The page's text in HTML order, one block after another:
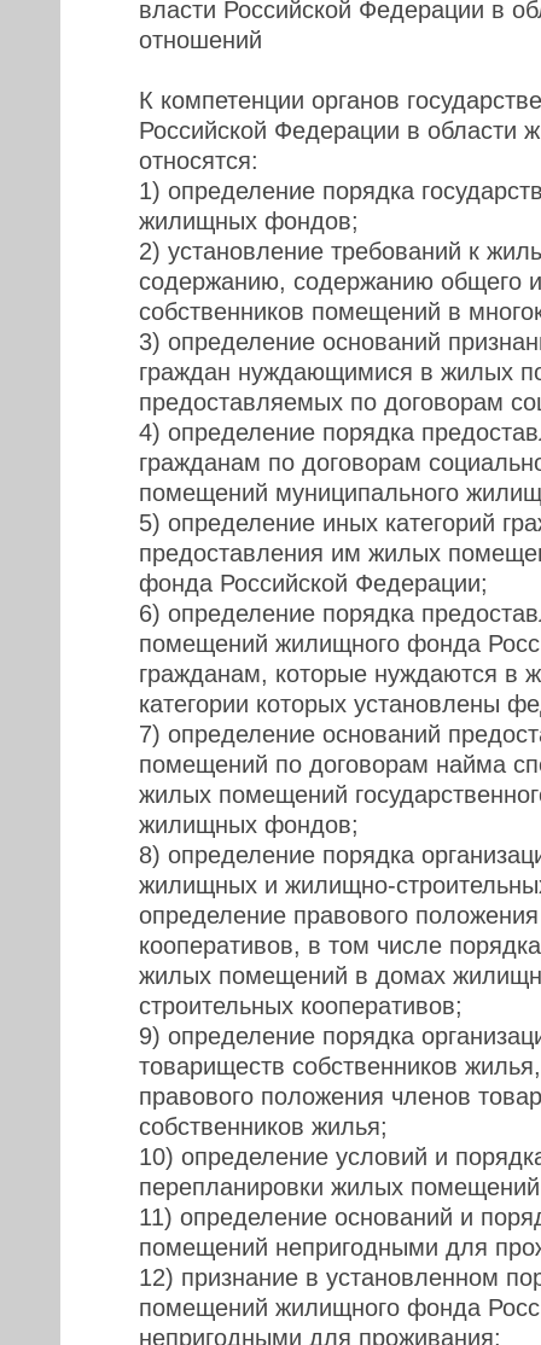
власти Российской Федерации в
отношений
К компетенции органов
Российской Федерации в области
относятся:
1) определение порядка
жилищных фондов;
2) установление требований к
содержанию, содержанию общего
собственников помещений в
3) определение оснований
граждан нуждающимися в жилых
предоставляемых по договорам
4) определение порядка
гражданам по договорам
помещений муниципального
5) определение иных категорий
предоставления им жилых
фонда Российской Федерации;
6) определение порядка
помещений жилищного фонда
гражданам, которые нуждаются в
категории которых установлены
7) определение оснований
помещений по договорам найма
жилых помещений
жилищных фондов;
8) определение порядка
жилищных и жилищно-
определение правового
кооперативов, в том числе
жилых помещений в домах
строительных кооперативов;
9) определение порядка
товариществ собственников
правового положения членов
собственников жилья;
10) определение условий и
перепланировки жилых
11) определение оснований и
помещений непригодными для
12) признание в установленном
помещений жилищного фонда
непригодными для проживания;